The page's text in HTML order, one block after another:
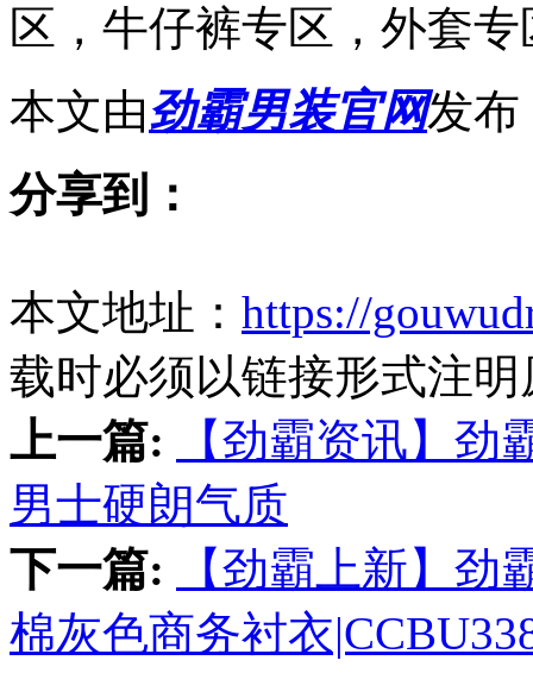
区，牛仔裤专区，外套
本文由劲霸男装官网发布
分享到：
本文地址： https://
载时必须以链接形式注
上一篇:
【劲霸资讯】
男士硬朗气质
下一篇:
【劲霸上新】
棉灰色商务衬衣